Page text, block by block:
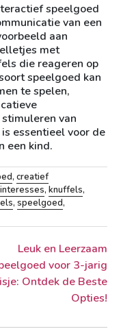
speelgoed
van een
aan
met
die reageren op
speelgoed kan
te spelen,
van
essentieel voor de
een kind.
, creatief
interesses, knuffels,
, speelgoed,
Leuk en Leerzaam
voor 3-jarig
Ontdek de Beste
Opties!